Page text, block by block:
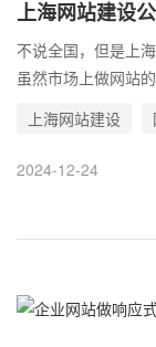
上海网站建设
势
不说全国，但是上
虽然市场上做网站
法来胜过同行。
网站建设公司在激
征。 无论是技术实
例。这样，用户会
上海网站建设
2024-12-24